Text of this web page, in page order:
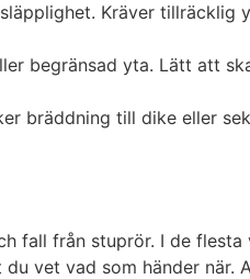
Kräver tillräcklig
begränsad yta. Lätt att
bräddning till dike eller
fall från stuprör. I de
vet vad som händer när.